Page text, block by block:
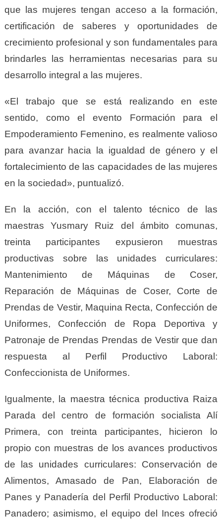
que las mujeres tengan acceso a la formación,
certificación de saberes y oportunidades de
crecimiento profesional y son fundamentales para
brindarles las herramientas necesarias para su
desarrollo integral a las mujeres.
«El trabajo que se está realizando en este
sentido, como el evento Formación para el
Empoderamiento Femenino, es realmente valioso
para avanzar hacia la igualdad de género y el
fortalecimiento de las capacidades de las mujeres
en la sociedad», puntualizó.
En la acción, con el talento técnico de las
maestras Yusmary Ruiz del ámbito comunas,
treinta participantes expusieron muestras
productivas sobre las unidades curriculares:
Mantenimiento de Máquinas de Coser,
Reparación de Máquinas de Coser, Corte de
Prendas de Vestir, Maquina Recta, Confección de
Uniformes, Confección de Ropa Deportiva y
Patronaje de Prendas Prendas de Vestir que dan
respuesta al Perfil Productivo Laboral:
Confeccionista de Uniformes.
Igualmente, la maestra técnica productiva Raiza
Parada del centro de formación socialista Alí
Primera, con treinta participantes, hicieron lo
propio con muestras de los avances productivos
de las unidades curriculares: Conservación de
Alimentos, Amasado de Pan, Elaboración de
Panes y Panadería del Perfil Productivo Laboral:
Panadero; asimismo, el equipo del Inces ofreció